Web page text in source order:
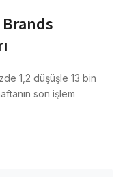
1,2 düşüşle 13 bin
son işlem